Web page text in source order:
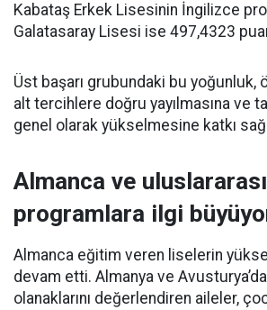
Kabataş Erkek Lisesinin İngilizce
Galatasaray Lisesi ise 497,4323
Üst başarı grubundaki bu yoğunluk,
alt tercihlere doğru yayılmasına ve
genel olarak yükselmesine katkı
Almanca ve uluslararası
programlara ilgi
Almanca eğitim veren liselerin
devam etti. Almanya ve
olanaklarını değerlendiren aileler,